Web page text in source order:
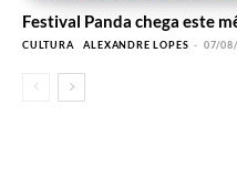
Festival Panda chega este
CULTURA ALEXANDRE LOPES - 07/